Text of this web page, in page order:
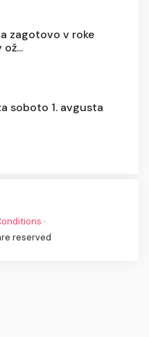
zagotovo v roke
soboto 1. avgusta
·
reserved